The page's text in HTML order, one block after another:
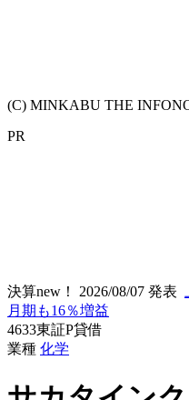
(C) MINKABU THE
PR
決算new！ 2026/08/07 発表
月期も16％増益
4633東証P貸借
業種 化学